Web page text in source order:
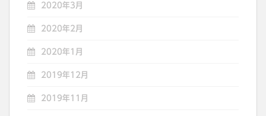
2020年3月
2020年2月
2020年1月
2019年12月
2019年11月